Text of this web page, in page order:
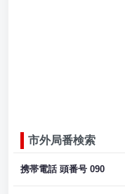
市外局番検索
携帯電話 頭番号 090